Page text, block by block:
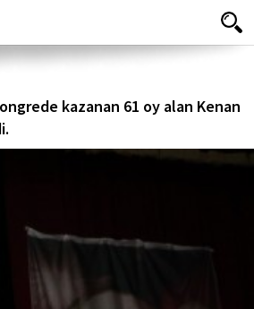
kazanan 61 oy alan Kenan